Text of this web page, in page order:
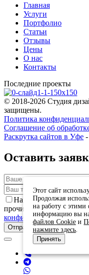
Главная
Услуги
Портфолио
Статьи
Отзывы
Цены
О нас
Контакты
Последние проекты
© 2018-2026 Студия
защищены.
Политика
Соглашение об
Раскрутка сайтов в Уфе
Оставить
Нажимая кнопку
прочитали и согласны с
конфиденциальности
Этот сайт
Продолжая
на работу с
информацию вы
файлов Cookie и
нажмите здесь.
Принять